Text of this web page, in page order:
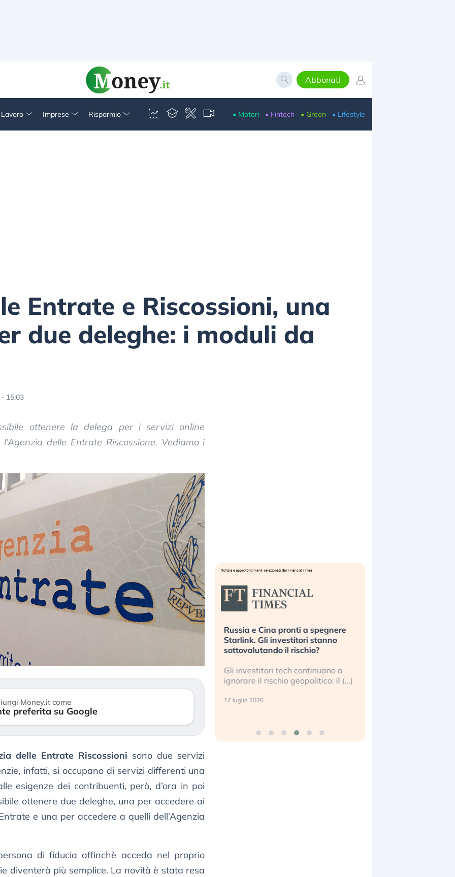
Abbonati
Imprese Risparmio • Motori • Fintech • Green • Lifestyle
Entrate e Riscossioni, una
due deleghe: i moduli da
15:03
ottenere la delega per i servizi online
delle Entrate Riscossione. Vediamo i
Money.it come
preferita su Google
delle Entrate Riscossioni sono due servizi
infatti, si occupano di servizi differenti una
esigenze dei contribuenti, però, d’ora in poi
ottenere due deleghe, una per accedere ai
e una per accedere a quelli dell’Agenzia
di fiducia affinchè acceda nel proprio
diventerà più semplice. La novità è stata resa
Investitori
lo scoppio
retail (…)
Quando la finanza pesa più
dell’economia reale. L’America sta
sempre più sganciata dall’economia
reale. (…)
24 luglio 2026
Russia e Cina pronti a spegnere
Starlink. Gli investitori stanno
sottovalutando il rischio?
Gli investitori tech continuano a
ignorare il rischio geopolitico: il (…)
17 luglio 2026